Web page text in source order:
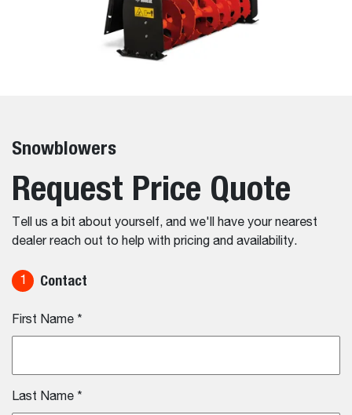
Snowblowers
Request Price Quote
Tell us a bit about yourself, and we'll have your nearest
dealer reach out to help with pricing and availability.
1 Contact
First Name *
Last Name *